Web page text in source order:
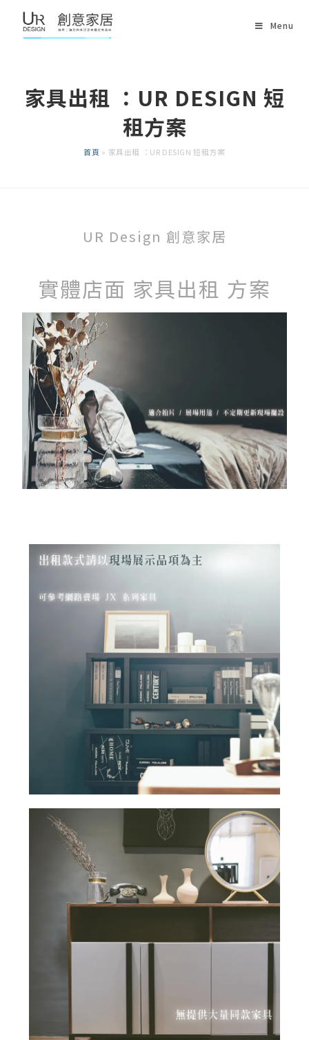
Menu
家具出租 ：UR DESIGN 短
租方案
首頁 » 家具出租 ：UR DESIGN 短租方案
UR Design 創意家居
實體店面​ 家具出租 方案